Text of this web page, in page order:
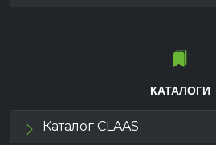
КАТАЛОГИ
Каталог CLAAS